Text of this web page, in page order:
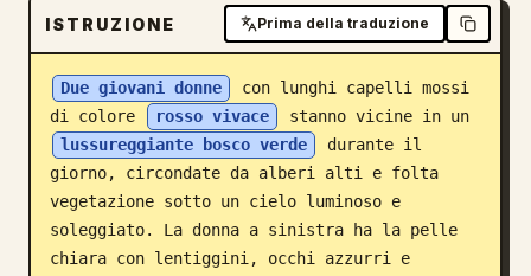
Blog
Aggiornamenti
ISTRUZIONE Prima della traduzione
Due giovani donne
con lunghi capelli mossi
di colore
rosso vivace
stanno vicine in un
lussureggiante bosco verde
durante il
giorno, circondate da alberi alti e folta
vegetazione sotto un cielo luminoso e
soleggiato. La donna a sinistra ha la pelle
chiara con lentiggini, occhi azzurri e